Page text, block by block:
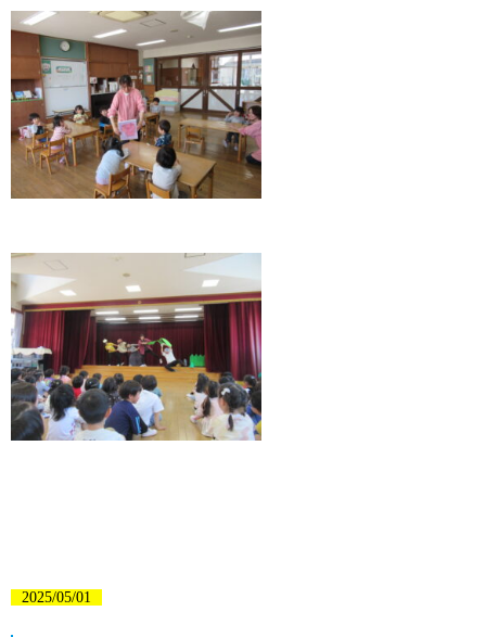
2025/05/01